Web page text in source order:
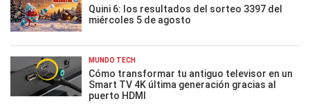
Quini 6: los resultados del sorteo 3397 del
miércoles 5 de agosto
MUNDO TECH
Cómo transformar tu antiguo televisor en un
Smart TV 4K última generación gracias al
puerto HDMI